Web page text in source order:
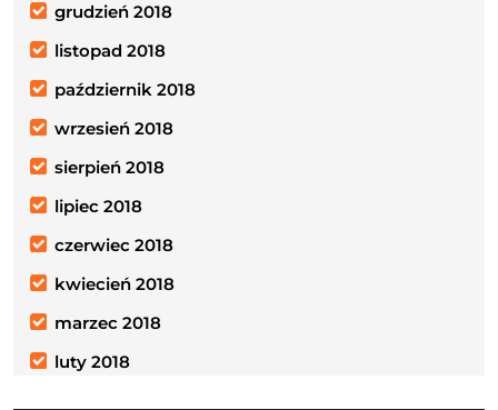
grudzień 2018
listopad 2018
październik 2018
wrzesień 2018
sierpień 2018
lipiec 2018
czerwiec 2018
kwiecień 2018
marzec 2018
luty 2018